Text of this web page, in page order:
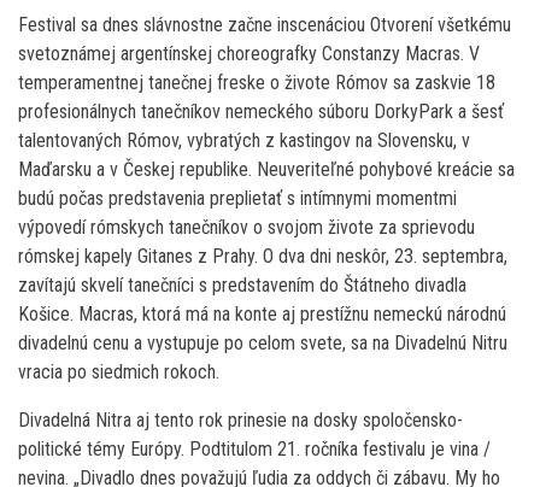
Festival sa dnes slávnostne začne inscenáciou Otvorení všetkému
svetoznámej argentínskej choreografky Constanzy Macras. V
temperamentnej tanečnej freske o živote Rómov sa zaskvie 18
profesionálnych tanečníkov nemeckého súboru DorkyPark a šesť
talentovaných Rómov, vybratých z kastingov na Slovensku, v
Maďarsku a v Českej republike. Neuveriteľné pohybové kreácie sa
budú počas predstavenia preplietať s intímnymi momentmi
výpovedí rómskych tanečníkov o svojom živote za sprievodu
rómskej kapely Gitanes z Prahy. O dva dni neskôr, 23. septembra,
zavítajú skvelí tanečníci s predstavením do Štátneho divadla
Košice. Macras, ktorá má na konte aj prestížnu nemeckú národnú
divadelnú cenu a vystupuje po celom svete, sa na Divadelnú Nitru
vracia po siedmich rokoch.
Divadelná Nitra aj tento rok prinesie na dosky spoločensko-
politické témy Európy. Podtitulom 21. ročníka festivalu je vina /
nevina. „Divadlo dnes považujú ľudia za oddych či zábavu. My ho